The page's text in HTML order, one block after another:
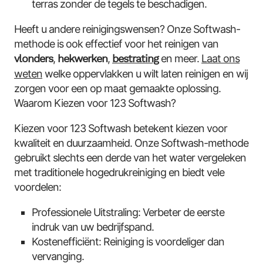
terras zonder de tegels te beschadigen.
Heeft u andere reinigingswensen? Onze Softwash-
methode is ook effectief voor het reinigen van
vlonders, hekwerken, bestratingen meer. Laat ons
wetenwelke oppervlakken u wilt laten reinigen en wij
zorgen voor een op maat gemaakte oplossing.
Waarom Kiezen voor 123 Softwash?
Kiezen voor 123 Softwash betekent kiezen voor
kwaliteit en duurzaamheid. Onze Softwash-methode
gebruikt slechts een derde van het water vergeleken
met traditionele hogedrukreiniging en biedt vele
voordelen:
Professionele Uitstraling: Verbeter de eerste
indruk van uw bedrijfspand.
Kostenefficiënt: Reiniging is voordeliger dan
vervanging.